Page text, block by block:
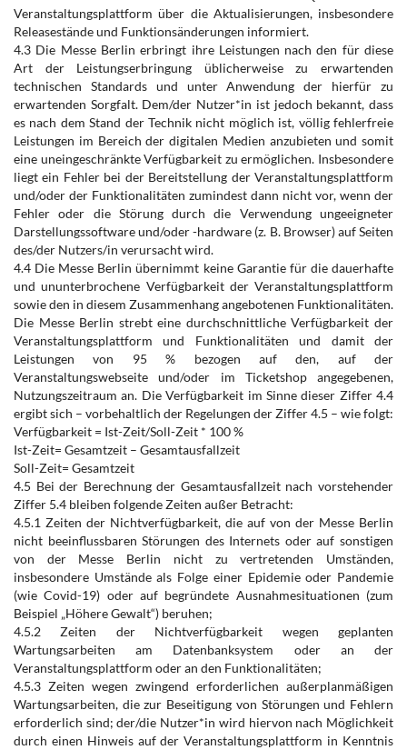
Veranstaltungsplattform über die Aktualisierungen, insbesondere
Releasestände und Funktionsänderungen informiert.
4.3 Die Messe Berlin erbringt ihre Leistungen nach den für diese
Art der Leistungserbringung üblicherweise zu erwartenden
technischen Standards und unter Anwendung der hierfür zu
erwartenden Sorgfalt. Dem/der Nutzer*in ist jedoch bekannt, dass
es nach dem Stand der Technik nicht möglich ist, völlig fehlerfreie
Leistungen im Bereich der digitalen Medien anzubieten und somit
eine uneingeschränkte Verfügbarkeit zu ermöglichen. Insbesondere
liegt ein Fehler bei der Bereitstellung der Veranstaltungsplattform
und/oder der Funktionalitäten zumindest dann nicht vor, wenn der
Fehler oder die Störung durch die Verwendung ungeeigneter
Darstellungssoftware und/oder -hardware (z. B. Browser) auf Seiten
des/der Nutzers/in verursacht wird.
4.4 Die Messe Berlin übernimmt keine Garantie für die dauerhafte
und ununterbrochene Verfügbarkeit der Veranstaltungsplattform
sowie den in diesem Zusammenhang angebotenen Funktionalitäten.
Die Messe Berlin strebt eine durchschnittliche Verfügbarkeit der
Veranstaltungsplattform und Funktionalitäten und damit der
Leistungen von 95 % bezogen auf den, auf der
Veranstaltungswebseite und/oder im Ticketshop angegebenen,
Nutzungszeitraum an. Die Verfügbarkeit im Sinne dieser Ziffer 4.4
ergibt sich – vorbehaltlich der Regelungen der Ziffer 4.5 – wie folgt:
Verfügbarkeit = Ist-Zeit/Soll-Zeit * 100 %
Ist-Zeit= Gesamtzeit – Gesamtausfallzeit
Soll-Zeit= Gesamtzeit
4.5 Bei der Berechnung der Gesamtausfallzeit nach vorstehender
Ziffer 5.4 bleiben folgende Zeiten außer Betracht:
4.5.1 Zeiten der Nichtverfügbarkeit, die auf von der Messe Berlin
nicht beeinflussbaren Störungen des Internets oder auf sonstigen
von der Messe Berlin nicht zu vertretenden Umständen,
insbesondere Umstände als Folge einer Epidemie oder Pandemie
(wie Covid-19) oder auf begründete Ausnahmesituationen (zum
Beispiel „Höhere Gewalt“) beruhen;
4.5.2 Zeiten der Nichtverfügbarkeit wegen geplanten
Wartungsarbeiten am Datenbanksystem oder an der
Veranstaltungsplattform oder an den Funktionalitäten;
4.5.3 Zeiten wegen zwingend erforderlichen außerplanmäßigen
Wartungsarbeiten, die zur Beseitigung von Störungen und Fehlern
erforderlich sind; der/die Nutzer*in wird hiervon nach Möglichkeit
durch einen Hinweis auf der Veranstaltungsplattform in Kenntnis